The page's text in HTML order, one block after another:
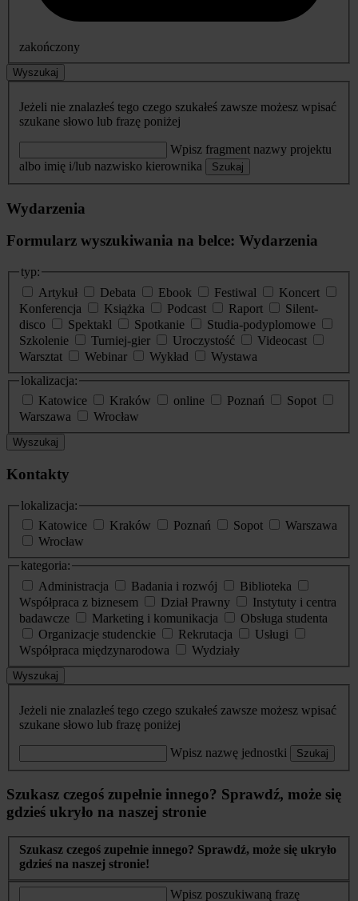
zakończony
Wyszukaj
Jeżeli nie znalazłeś tego czego szukałeś zawsze możesz wpisać
szukane słowo lub frazę poniżej
Wpisz fragment nazwy projektu
albo imię i/lub nazwisko kierownika
Szukaj
Wydarzenia
Formularz wyszukiwania na belce: Wydarzenia
typ:
Artykuł
Debata Ebook Festiwal
Koncert
Konferencja
Książka Podcast Raport
Silent-
disco
Spektakl Spotkanie
Studia-podyplomowe
Szkolenie
Turniej-gier Uroczystość
Videocast
Warsztat
Webinar Wykład
Wystawa
lokalizacja:
Katowice
Kraków online Poznań
Sopot
Warszawa
Wrocław
Wyszukaj
Kontakty
lokalizacja:
Katowice
Kraków Poznań Sopot
Warszawa
Wrocław
kategoria:
Administracja
Badania i rozwój
Biblioteka
Współpraca z biznesem
Dział Prawny
Instytuty i centra
badawcze
Marketing i komunikacja
Obsługa studenta
Organizacje studenckie
Rekrutacja
Usługi
Współpraca międzynarodowa
Wydziały
Wyszukaj
Jeżeli nie znalazłeś tego czego szukałeś zawsze możesz wpisać
szukane słowo lub frazę poniżej
Wpisz nazwę jednostki Szukaj
Szukasz czegoś zupełnie innego? Sprawdź, może się
gdzieś ukryło na naszej stronie
Szukasz czegoś zupełnie innego? Sprawdź, może się ukryło
gdzieś na naszej stronie!
Wpisz poszukiwaną frazę